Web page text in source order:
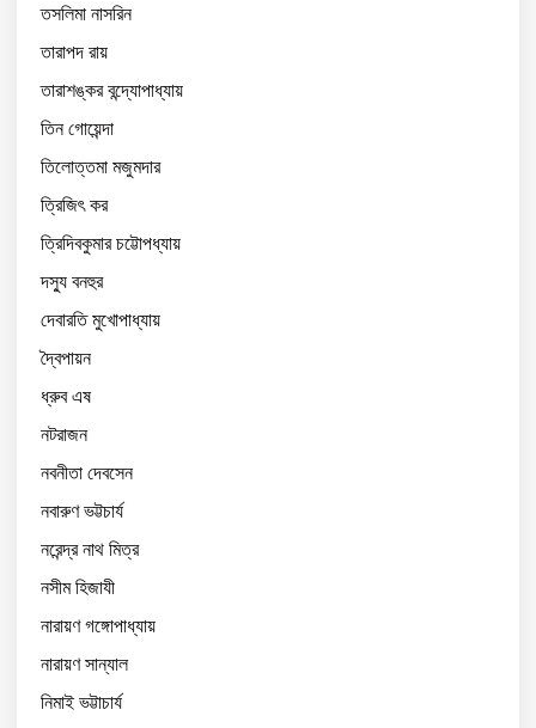
তসলিমা নাসরিন
তারাপদ রায়
তারাশঙ্কর বন্দ্যোপাধ্যায়
তিন গোয়েন্দা
তিলোত্তমা মজুমদার
ত্রিজিৎ কর
ত্রিদিবকুমার চট্টোপধ্যায়
দস্যু বনহুর
দেবারতি মুখোপাধ্যায়
দ্বৈপায়ন
ধ্রুব এষ
নটরাজন
নবনীতা দেবসেন
নবারুণ ভট্টচার্য
নরেন্দ্র নাথ মিত্র
নসীম হিজাযী
নারায়ণ গঙ্গোপাধ্যায়
নারায়ণ সান্যাল
নিমাই ভট্টাচার্য